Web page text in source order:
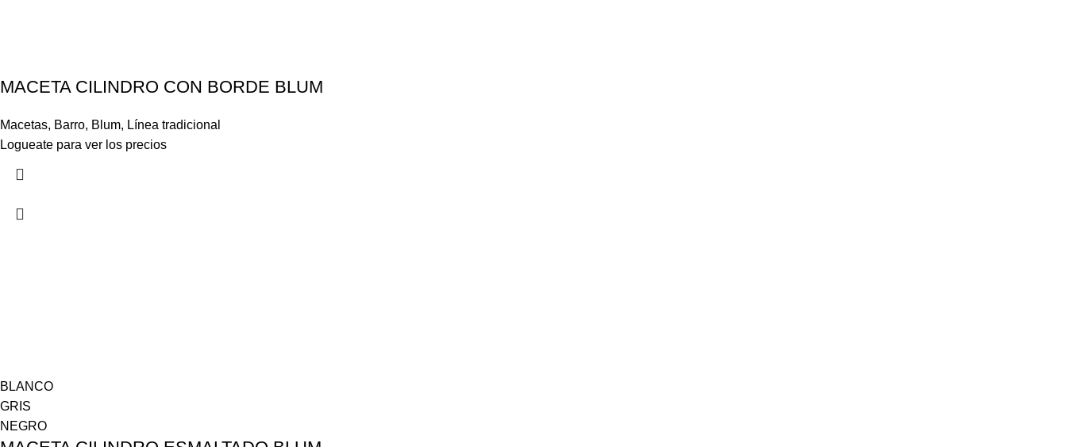
MACETA CILINDRO CON BORDE BLUM
Macetas, Barro, Blum, Línea tradicional
Logueate para ver los precios
BLANCO
GRIS
NEGRO